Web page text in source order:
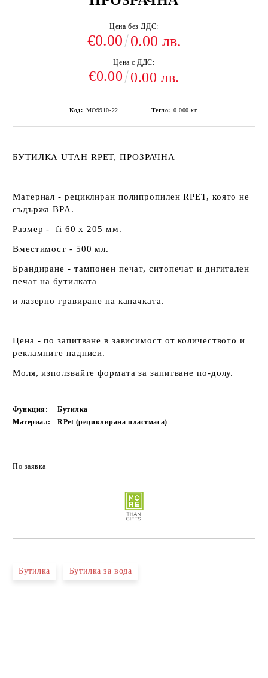
Цена без ДДС:
€0.00 0.00 лв.
Цена с ДДС:
€0.00 0.00 лв.
Код: MO9910-22 Тегло: 0.000 кг
БУТИЛКА UTAH RPET, ПРОЗРАЧНА
Материал - рециклиран полипропилен RPET, която не
съдържа BPA.
Размер - fi 60 х 205 мм.
Вместимост - 500 мл.
Брандиране - тампонен печат, ситопечат и дигитален
печат на бутилката
и лазерно гравиране на капачката.
Цена - по запитване в зависимост от количеството и
рекламните надписи.
Моля, използвайте формата за запитване по-долу.
Функция:
Бутилка
Материал:
RPet (рециклирана пластмаса)
По заявка
Бутилка Бутилка за вода